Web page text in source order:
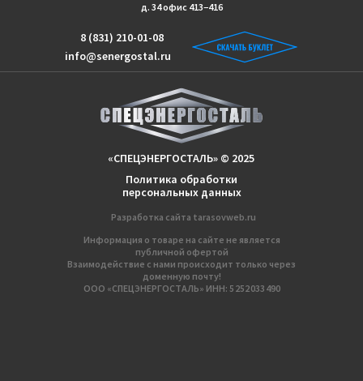
Информация о товаре на сайте не является
публичной офертой
Взаимодействие с нами происходит только через
доменную почту!
ООО «СПЕЦЭНЕРГОСТАЛЬ» ИНН: 5 252 033 490
Разработка сайтa tarasovweb.ru
Политика обработки
персональных данных
«СПЕЦЭНЕРГОСТАЛЬ» © 2025
info@senergostal.ru
8 (831) 210-01-08
д. 34 офис 413−416